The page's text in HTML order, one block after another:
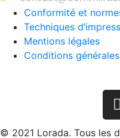
Conformité et
Techniques
Mentions légales
Conditions
© 2021 Lorada. Tous les